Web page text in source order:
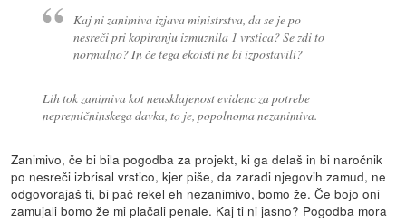
Kaj ni zanimiva izjava ministrstva, da se je po
nesreči pri kopiranju izmuznila 1 vrstica? Se zdi to
normalno? In če tega ekoisti ne bi izpostavili?
Lih tok zanimiva kot neusklajenost evidenc za potrebe
nepremičninskega davka, to je, popolnoma nezanimiva.
Zanimivo, če bi bila pogodba za projekt, ki ga delaš in bi naročnik
po nesreči izbrisal vrstico, kjer piše, da zaradi njegovih zamud, ne
odgovorajaš ti, bi pač rekel eh nezanimivo, bomo že. Če bojo oni
zamujali bomo že mi plačali penale. Kaj ti ni jasno? Pogodba mora